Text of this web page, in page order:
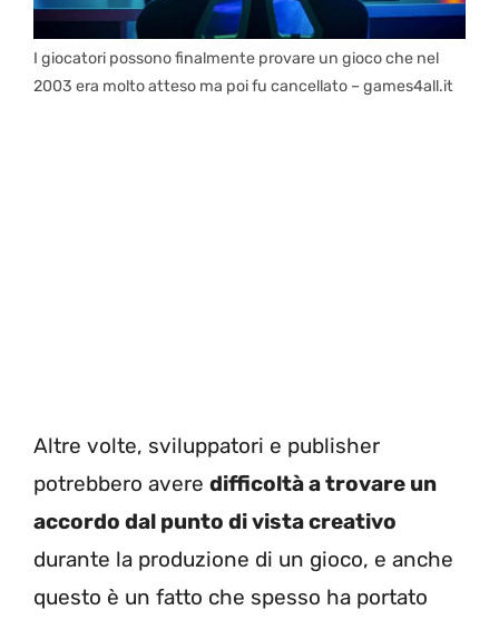
I giocatori possono finalmente provare un gioco che nel
2003 era molto atteso ma poi fu cancellato – games4all.it
Altre volte, sviluppatori e publisher
potrebbero avere difficoltà a trovare un
accordo dal punto di vista creativo
durante la produzione di un gioco, e anche
questo è un fatto che spesso ha portato